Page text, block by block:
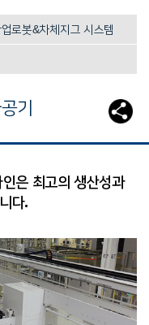
로봇&차체지그 시스템
기
은 최고의 생산성과
다.